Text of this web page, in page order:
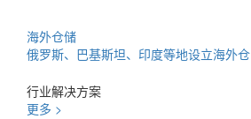
海外仓储
俄罗斯、巴基斯坦、印度等地设立海外
行业解决方案
更多 >